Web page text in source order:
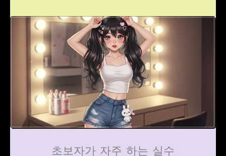
초보자가 자주 하는 실수